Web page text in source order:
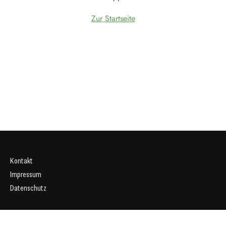
Zur Startseite
Kontakt
Impressum
Datenschutz